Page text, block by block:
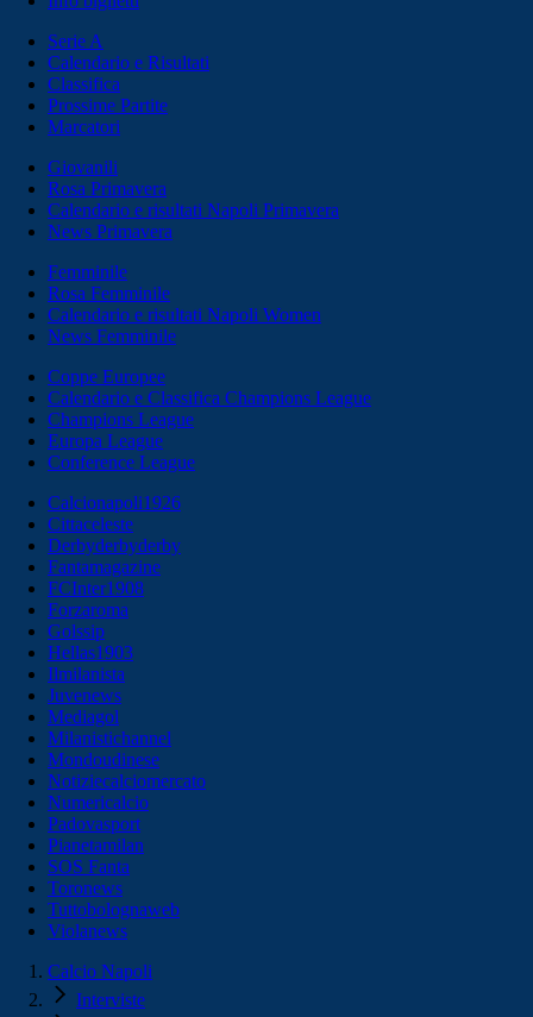
Serie A
Calendario e Risultati
Classifica
Prossime Partite
Marcatori
Giovanili
Rosa Primavera
Calendario e risultati Napoli Primavera
News Primavera
Femminile
Rosa Femminile
Calendario e risultati Napoli Women
News Femminile
Coppe Europee
Calendario e Classifica Champions League
Champions League
Europa League
Conference League
Calcionapoli1926
Cittaceleste
Derbyderbyderby
Fantamagazine
FCInter1908
Forzaroma
Golssip
Hellas1903
Ilmilanista
Juvenews
Mediagol
Milanistichannel
Mondoudinese
Notiziecalciomercato
Numericalcio
Padovasport
Pianetamilan
SOS Fanta
Toronews
Tuttobolognaweb
Violanews
Calcio Napoli
Interviste